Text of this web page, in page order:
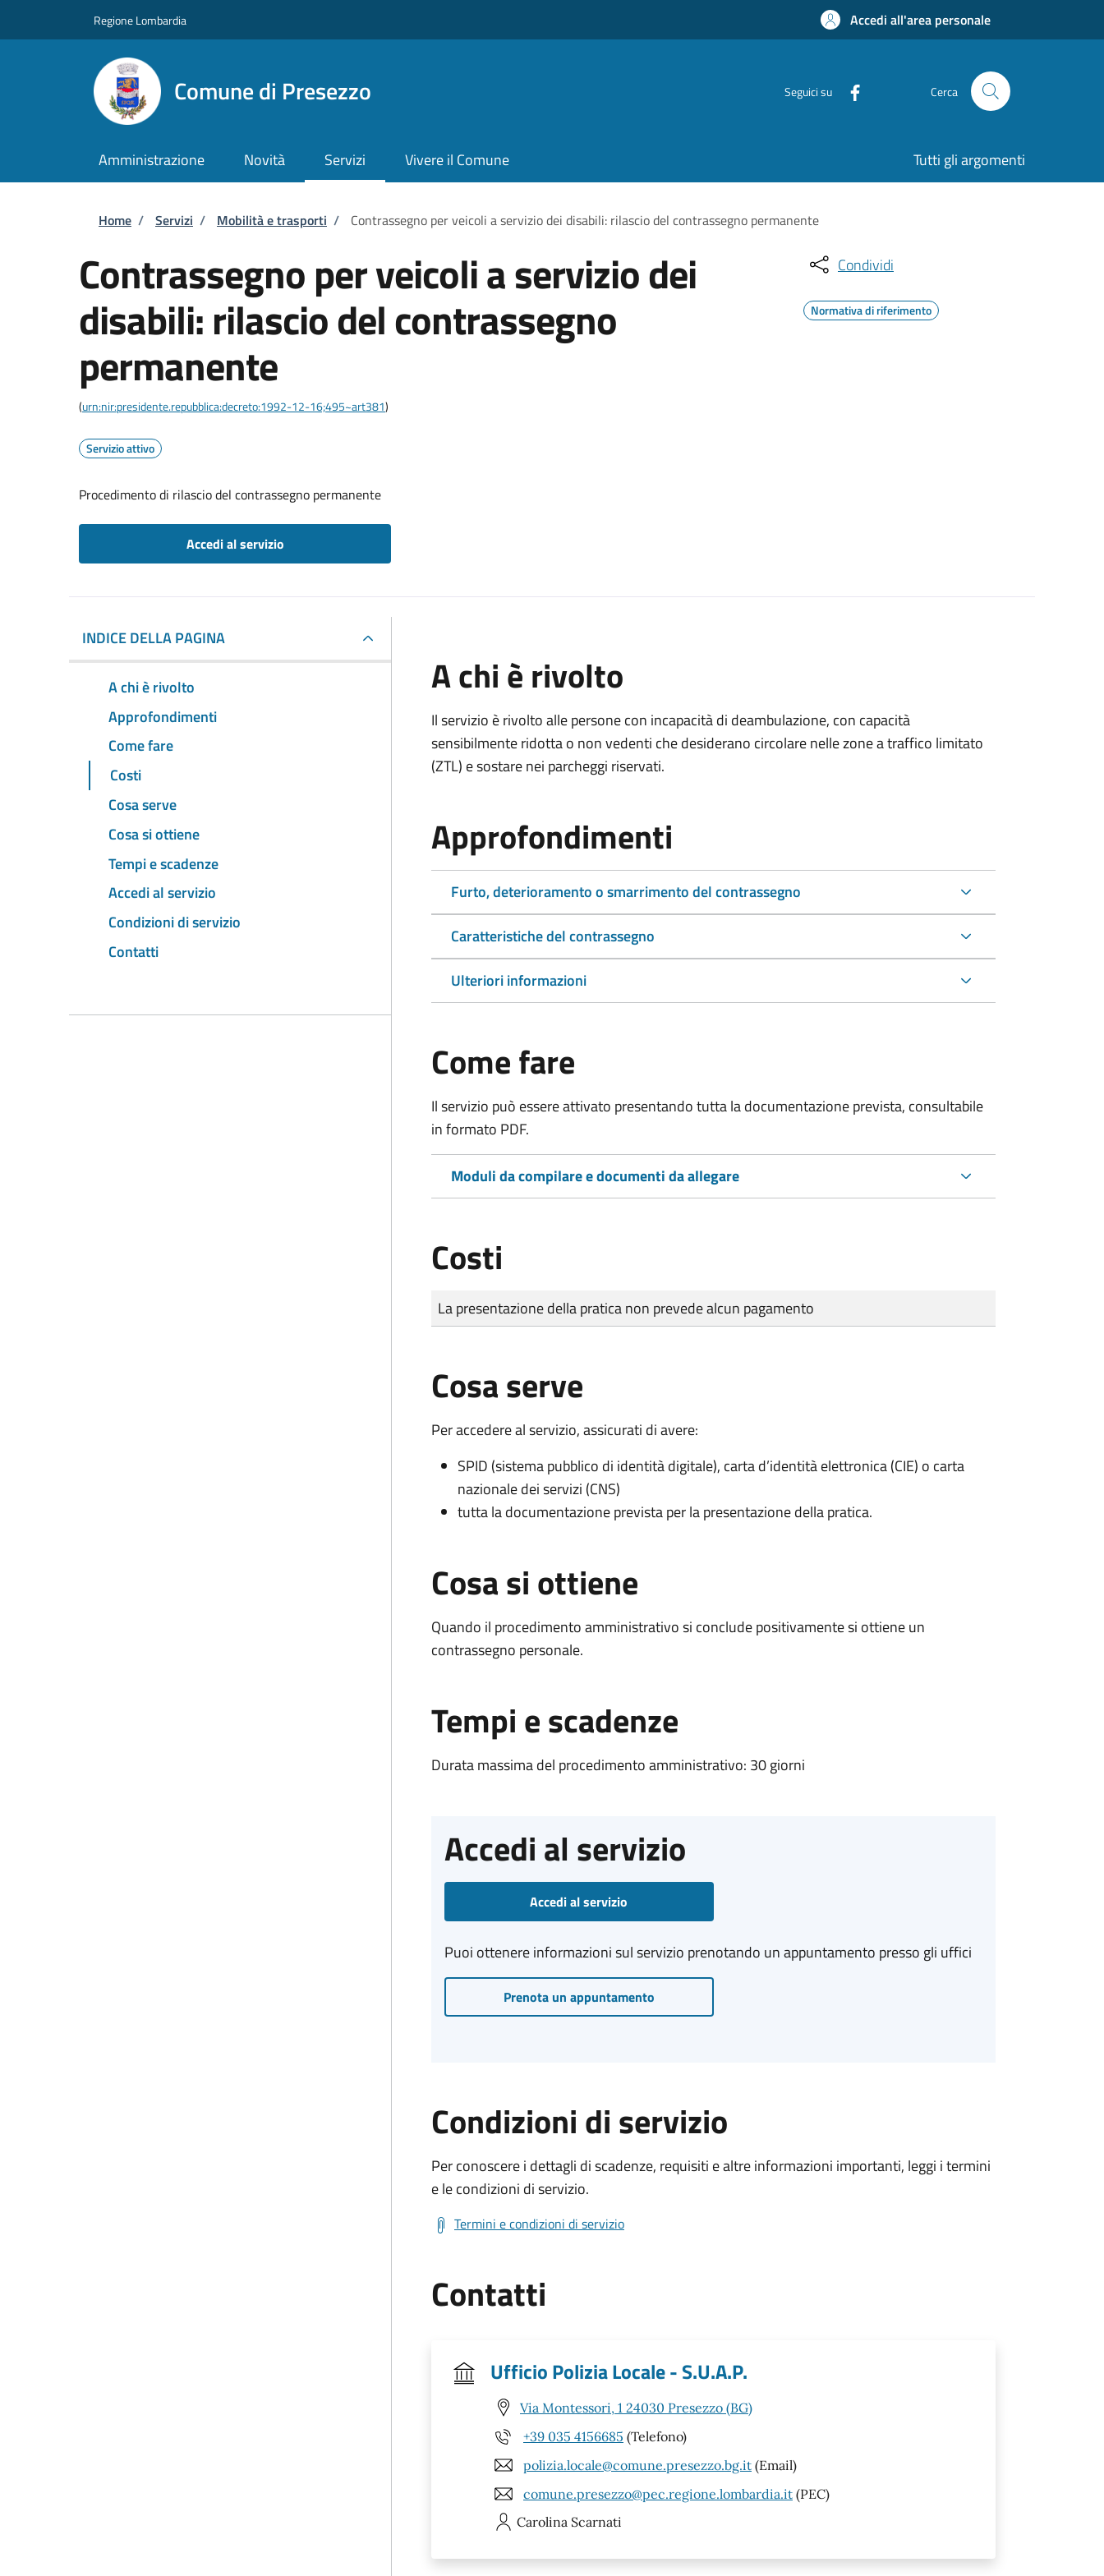
Regione Lombardia Accedi all'area personale
Comune di Presezzo Seguici su Cerca
Amministrazione Novità Servizi Vivere il Comune Tutti gli argomenti
Briciole di pane
Home / Servizi / Mobilità e trasporti / Contrassegno per veicoli a servizio dei disabili: rilascio del contrassegno permanente
Contrassegno per veicoli a servizio dei
disabili: rilascio del contrassegno
permanente
(urn:nir:presidente.repubblica:decreto:1992-12-16;495~art381)
Servizio attivo
Procedimento di rilascio del contrassegno permanente
Accedi al servizio
Condividi
Normativa di riferimento
INDICE DELLA PAGINA
A chi è rivolto
Approfondimenti
Come fare
Costi
Cosa serve
Cosa si ottiene
Tempi e scadenze
Accedi al servizio
Condizioni di servizio
Contatti
A chi è rivolto
Il servizio è rivolto alle persone con incapacità di deambulazione, con capacità
sensibilmente ridotta o non vedenti che desiderano circolare nelle zone a traffico limitato
(ZTL) e sostare nei parcheggi riservati.
Approfondimenti
Furto, deterioramento o smarrimento del contrassegno
Caratteristiche del contrassegno
Ulteriori informazioni
Come fare
Il servizio può essere attivato presentando tutta la documentazione prevista, consultabile
in formato PDF.
Moduli da compilare e documenti da allegare
Costi
Tipo di pagamento
Importo
La presentazione della pratica non prevede alcun pagamento
Cosa serve
Per accedere al servizio, assicurati di avere:
SPID (sistema pubblico di identità digitale), carta d’identità elettronica (CIE) o carta
nazionale dei servizi (CNS)
tutta la documentazione prevista per la presentazione della pratica.
Cosa si ottiene
Quando il procedimento amministrativo si conclude positivamente si ottiene un
contrassegno personale.
Tempi e scadenze
Durata massima del procedimento amministrativo: 30 giorni
Accedi al servizio
Accedi al servizio
Puoi ottenere informazioni sul servizio prenotando un appuntamento presso gli uffici
Prenota un appuntamento
Condizioni di servizio
Per conoscere i dettagli di scadenze, requisiti e altre informazioni importanti, leggi i termini
e le condizioni di servizio.
Termini e condizioni di servizio
Contatti
Ufficio Polizia Locale - S.U.A.P.
Via Montessori, 1 24030 Presezzo (BG)
+39 035 4156685 (Telefono)
polizia.locale@comune.presezzo.bg.it (Email)
comune.presezzo@pec.regione.lombardia.it (PEC)
Carolina Scarnati